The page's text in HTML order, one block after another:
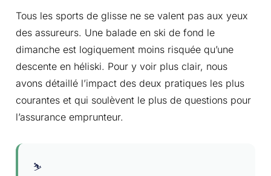
Tous les sports de glisse ne se valent pas aux yeux
des assureurs. Une balade en ski de fond le
dimanche est logiquement moins risquée qu’une
descente en héliski. Pour y voir plus clair, nous
avons détaillé l’impact des deux pratiques les plus
courantes et qui soulèvent le plus de questions pour
l’assurance emprunteur.
⛷️